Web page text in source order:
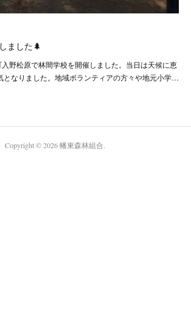
ました🌲
野松原で林間学校を開催しました。当日は天候に恵
となりました。地域ボランティアの方々や地元小学…
Copyright ©2026 幡東森林組合.